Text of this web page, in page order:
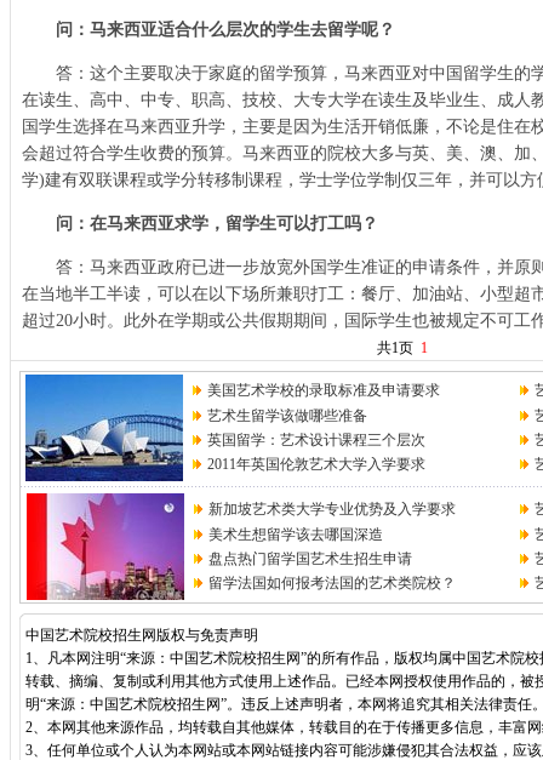
问：马来西亚适合什么层次的学生去留学呢？
答：这个主要取决于家庭的留学预算，马来西亚对中国留学生的
在读生、高中、中专、职高、技校、大专大学在读生及毕业生、成人
国学生选择在马来西亚升学，主要是因为生活开销低廉，不论是住在
会超过符合学生收费的预算。马来西亚的院校大多与英、美、澳、加
学)建有双联课程或学分转移制课程，学士学位学制仅三年，并可以
问：在马来西亚求学，留学生可以打工吗？
答：马来西亚政府已进一步放宽外国学生准证的申请条件，并原
在当地半工半读，可以在以下场所兼职打工：餐厅、加油站、小型超
超过20小时。此外在学期或公共假期期间，国际学生也被规定不可工
共1页 1
美国艺术学校的录取标准及申请要求
艺术生留学该做哪些准备
英国留学：艺术设计课程三个层次
2011年英国伦敦艺术大学入学要求
新加坡艺术类大学专业优势及入学要求
美术生想留学该去哪国深造
盘点热门留学国艺术生招生申请
留学法国如何报考法国的艺术类院校？
中国艺术院校招生网版权与免责声明
1、凡本网注明“来源：中国艺术院校招生网”的所有作品，版权均属中国艺术院
转载、摘编、复制或利用其他方式使用上述作品。已经本网授权使用作品的，被
明“来源：中国艺术院校招生网”。违反上述声明者，本网将追究其相关法律责任
2、本网其他来源作品，均转载自其他媒体，转载目的在于传播更多信息，丰富
3、任何单位或个人认为本网站或本网站链接内容可能涉嫌侵犯其合法权益，应